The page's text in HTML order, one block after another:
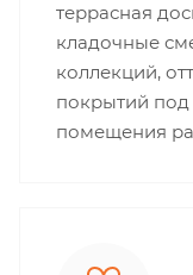
террасная
кладочные
коллекций,
покрытий под
помещения